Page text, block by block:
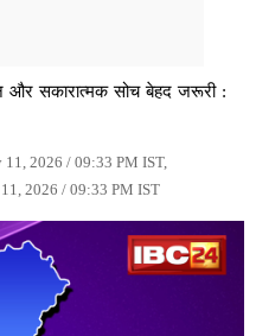
सकारात्मक सोच बेहद जरूरी :
11, 2026 / 09:33 PM IST,
2026 / 09:33 PM IST